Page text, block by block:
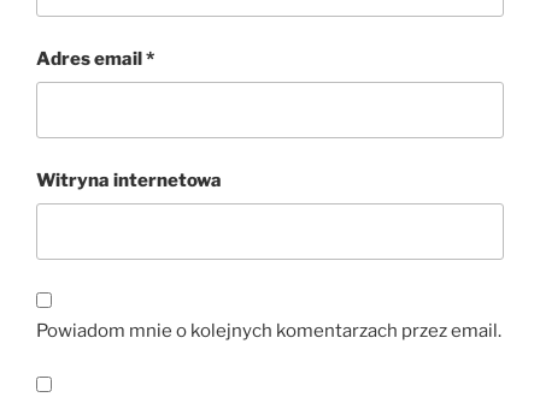
Adres email*
Witryna internetowa
Powiadom mnie o kolejnych komentarzach przez email.